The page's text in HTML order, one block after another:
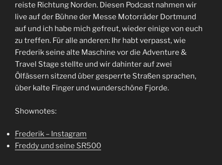
reiste Richtung Norden. Diesen Podcast nahmen wir
live auf der Bühne der Messe Motorräder Dortmund
auf und ich habe mich gefreut, wieder einige von euch
zu treffen. Für alle anderen: Ihr habt verpasst, wie
Frederik seine alte Maschine vor die Adventure &
Travel Stage stellte und wir dahinter auf zwei
Ölfässern sitzend über gesperrte Straßen sprachen,
über kalte Finger und wunderschöne Fjorde.
Shownotes:
Frederik – Instagram
Freddy und seine SR500